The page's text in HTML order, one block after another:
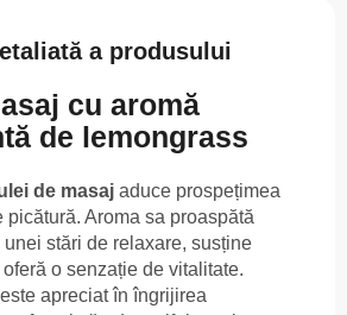
a produsului
cu aromă
de lemongrass
de masaj aduce prospețimea
picătură. Aroma sa proaspătă
stări de relaxare, susține
o senzație de vitalitate.
apreciat în îngrijirea